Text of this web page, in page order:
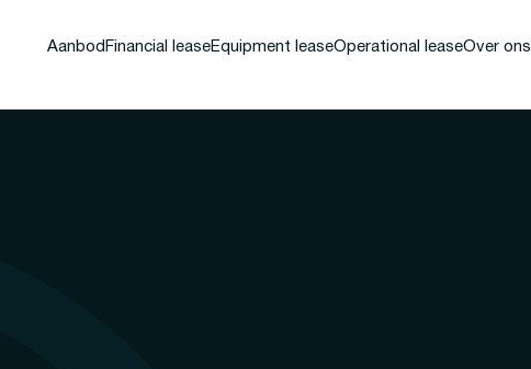
Aanbod Financial leaseEquipment leaseOperational leaseOver ons